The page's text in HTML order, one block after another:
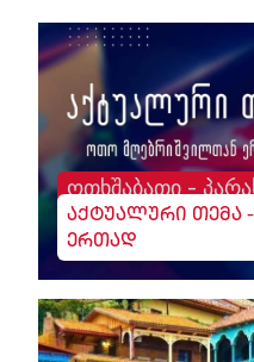
ოთხშაბათი -
აქტუალური თემა
ერთად